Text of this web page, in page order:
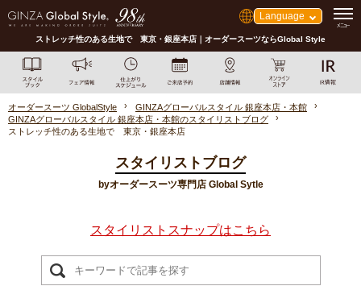
Language
ストレッチ性のある生地で 東京・銀座本店｜オーダースーツならGlobal Style
オーダースーツ GlobalStyle
GINZAグローバルスタイル 銀座本店・本館
GINZAグローバルスタイル 銀座本店・本館のスタイリストブログ
ストレッチ性のある生地で 東京・銀座本店
スタイリストブログ
byオーダースーツ専門店 Global Sytle
スタイリストスナップはこちら